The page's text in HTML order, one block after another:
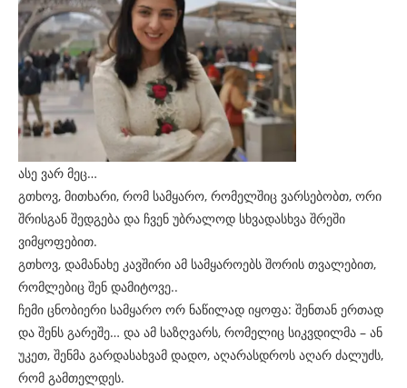
ასე ვარ მეც…
გთხოვ, მითხარი, რომ სამყარო, რომელშიც ვარსებობთ, ორი
შრისგან შედგება და ჩვენ უბრალოდ სხვადასხვა შრეში
ვიმყოფებით.
გთხოვ, დამანახე კავშირი ამ სამყაროებს შორის თვალებით,
რომლებიც შენ დამიტოვე..
ჩემი ცნობიერი სამყარო ორ ნაწილად იყოფა: შენთან ერთად
და შენს გარეშე… და ამ საზღვარს, რომელიც სიკვდილმა – ან
უკეთ, შენმა გარდასახვამ დადო, აღარასდროს აღარ ძალუძს,
რომ გამთელდეს.